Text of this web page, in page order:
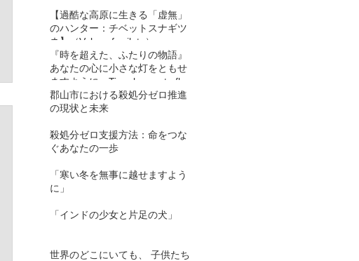
【過酷な高原に生きる「虚無」
のハンター：チベットスナギツ
ネ】（Vulpes ferrilata）
『時を超えた、ふたりの物語』
あなたの心に小さな灯をともせ
ますように。Time began to flow
again
郡山市における殺処分ゼロ推進
の現状と未来
殺処分ゼロ支援方法：命をつな
ぐあなたの一歩
「寒い冬を無事に越せますよう
に」
「インドの少女と片足の犬」
世界のどこにいても、 子供たち